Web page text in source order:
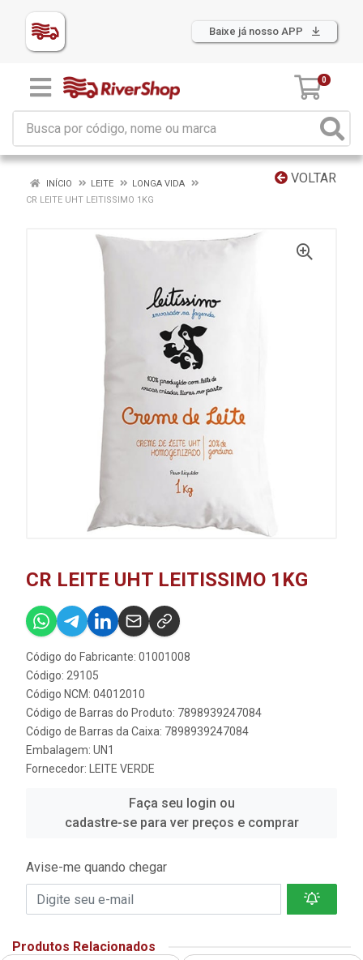
Baixe já nosso APP
0
VOLTAR
INÍCIO LEITE
LONGA VIDA
CR LEITE UHT LEITISSIMO 1KG
CR LEITE UHT LEITISSIMO 1KG
Código do Fabricante: 01001008
Código: 29105
Código NCM: 04012010
Código de Barras do Produto: 7898939247084
Código de Barras da Caixa: 7898939247084
Embalagem: UN1
Fornecedor:
LEITE VERDE
Faça seu login ou
cadastre-se para ver preços e comprar
Avise-me quando chegar
Produtos Relacionados